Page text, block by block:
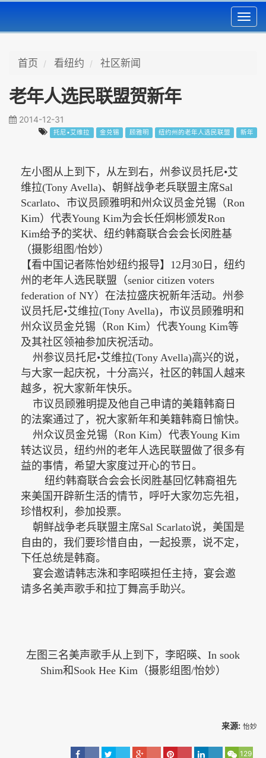
首页 看纽约 社区新闻
老年人选民联盟贺新年
2014-12-31
托尼•艾维拉 金兑锡 顾雅明 纽约州的老年人选民联盟 新年
左小图从上到下，从左到右，州参议员托尼•艾
维拉(Tony Avella)、朝鲜战争老兵联盟主席Sal
Scarlato、市议员顾雅明和州 众议员金兑锡（Ron
Kim）代表Young Kim为会长任炯彬颁发Ron
Kim给予的奖状、纽约韩裔联合会会长闵胜基
（摄影组图/怡妙）
【看中国记者陈怡妙纽约报导】 12月30日，纽约
州的老年人选民联盟
（senior citizen voters
federation of NY）在法拉盛庆祝新年活动。 州参
议员托尼•艾维拉(Tony Avella)，市议员顾雅明和
州 众议员金兑锡（Ron Kim）代表Young Kim等
及其社区领袖参加庆祝活动。
州参议员托尼•艾维拉(Tony Avella)高兴的说，
与大家一起庆祝，十分高兴，社区的韩国人越来
越多，祝大家新年快乐。
市议员顾雅明提及他自己申请的美籍韩裔日
的法案通过了，祝大家新年和美籍韩裔日愉快。
州 众议员金兑锡（Ron Kim）代表Young Kim
转达议员，纽约州的老年人选民联盟做了很多有
益的事情，希望大家度过开心的节日。
纽约韩裔联合会会长闵胜基回忆韩裔祖先
来美国开辟新生活的情节，呼吁大家勿忘先祖，
珍惜权利，参加投票。
朝鲜战争老兵联盟主席Sal Scarlato说，美国是
自由的，我们要珍惜自由，一起投票，说不定，
下任总统是韩裔。
宴会邀请韩志洙和李昭暎担任主持，宴会邀
请多名美声歌手和拉丁舞高手助兴。
左图三名美声歌手从上到下，李昭暎、 In sook
Shim和Sook Hee Kim（摄影组图/怡妙）
来源: 怡妙
129